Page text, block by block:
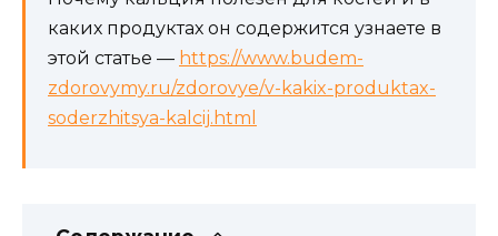
каких продуктах он содержится узнаете в
этой статье — https://www.budem-
zdorovymy.ru/zdorovye/v-kakix-produktax-
soderzhitsya-kalcij.html